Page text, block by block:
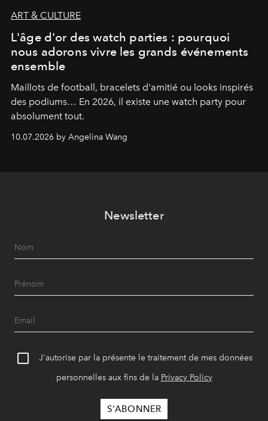
ART & CULTURE
L'âge d'or des watch parties : pourquoi
nous adorons vivre les grands événements
ensemble
Maillots de football, bracelets d'amitié ou looks inspirés
des podiums… En 2026, il existe une watch party pour
absolument tout.
10.07.2026 by Angelina Wang
Newsletter
J'autorise par la présente le traitement de mes données
personnelles aux fins de la Privacy Policy